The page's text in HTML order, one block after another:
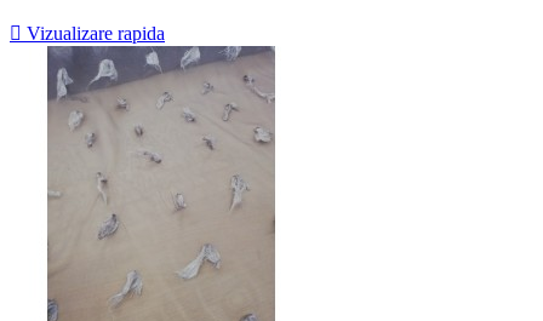
 Vizualizare rapida